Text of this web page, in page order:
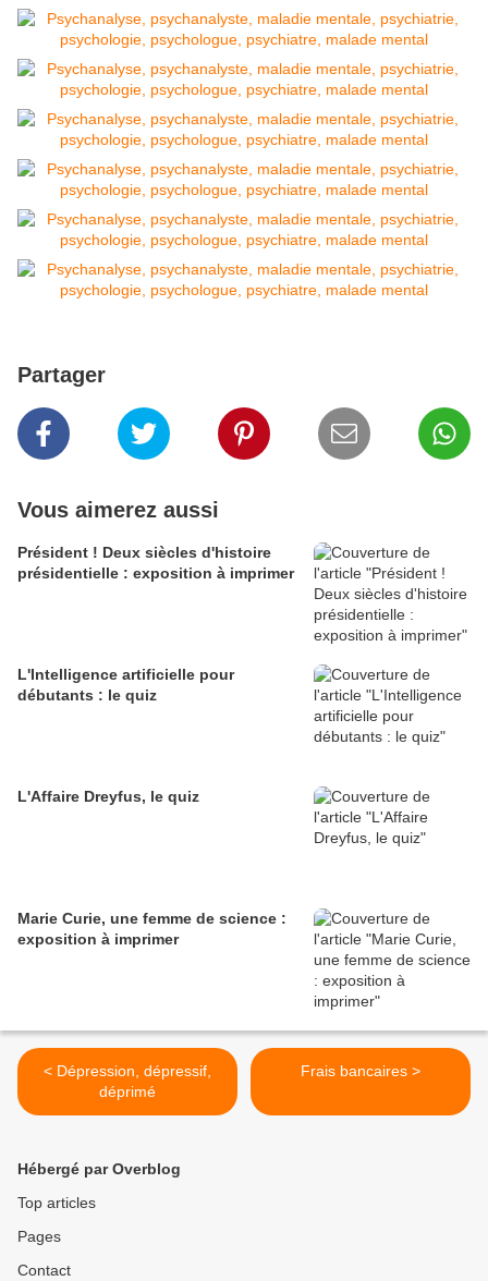
Partager
Vous aimerez aussi
Président ! Deux siècles d'histoire
présidentielle : exposition à imprimer
L'Intelligence artificielle pour
débutants : le quiz
L'Affaire Dreyfus, le quiz
Marie Curie, une femme de science :
exposition à imprimer
< Dépression, dépressif,
déprimé
Frais bancaires >
Hébergé par Overblog
Top articles
Pages
Contact